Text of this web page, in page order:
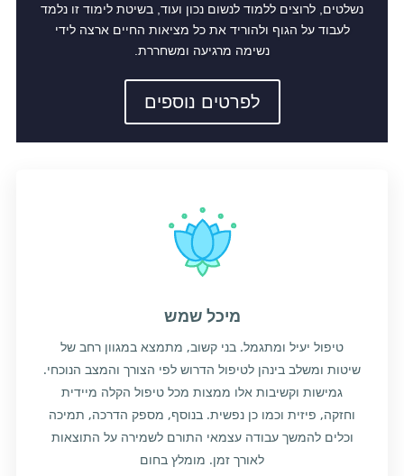
נשלטים, לרוצים ללמוד לנשום נכון ועוד, בשיטת לימוד זו נלמד
לעבוד על הגוף ולהוריד את כל מציאות החיים ארצה לידי
נשימה מרגיעה ומשחררת.
לפרטים נוספים
מיכל שמש
טיפול יעיל ומתגמל. בני קשוב, מתמצא במגוון רחב של
שיטות ומשלב בינהן לטיפול הדרוש לפי הצורך והמצב הנוכחי.
גמישות וקשיבות אלו ממצות מכל טיפול הקלה מיידית
וחזקה, פיזית וכמו כן נפשית. בנוסף, מספק הדרכה, תמיכה
וכלים להמשך עבודה עצמאי התורם לשמירה על התוצאות
לאורך זמן. מומלץ בחום